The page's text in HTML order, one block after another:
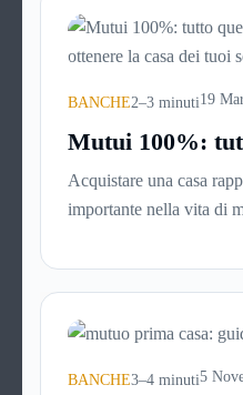
prelievo di denaro allo
BANCHE2–3 minuti19
Mutui 100%:
da sapere per
tuoi sogni
Acquistare una casa
importante nella vita di
capitale per l’anticipo:
100%, che finanziano
senza richiedere
BANCHE3–4 minuti5